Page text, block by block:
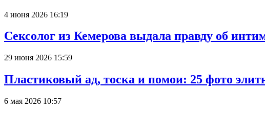
4 июня 2026 16:19
Сексолог из Кемерова выдала правду об
29 июня 2026 15:59
Пластиковый ад, тоска и помои: 25 фото
6 мая 2026 10:57